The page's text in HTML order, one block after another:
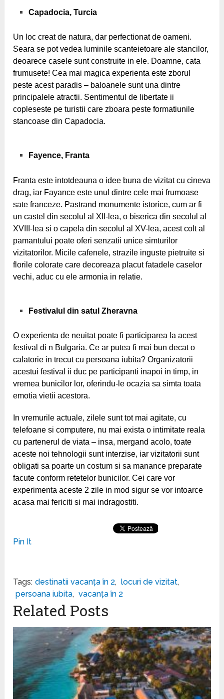
Capadocia, Turcia
Un loc creat de natura, dar perfectionat de oameni.
Seara se pot vedea luminile scanteietoare ale stancilor,
deoarece casele sunt construite in ele. Doamne, cata
frumusete! Cea mai magica experienta este zborul
peste acest paradis – baloanele sunt una dintre
principalele atractii. Sentimentul de libertate ii
copleseste pe turistii care zboara peste formatiunile
stancoase din Capadocia.
Fayence, Franta
Franta este intotdeauna o idee buna de vizitat cu cineva
drag, iar Fayance este unul dintre cele mai frumoase
sate franceze. Pastrand monumente istorice, cum ar fi
un castel din secolul al XII-lea, o biserica din secolul al
XVIII-lea si o capela din secolul al XV-lea, acest colt al
pamantului poate oferi senzatii unice simturilor
vizitatorilor. Micile cafenele, strazile inguste pietruite si
florile colorate care decoreaza placut fatadele caselor
vechi, aduc cu ele armonia in relatie.
Festivalul din satul Zheravna
O experienta de neuitat poate fi participarea la acest
festival di n Bulgaria. Ce ar putea fi mai bun decat o
calatorie in trecut cu persoana iubita? Organizatorii
acestui festival ii duc pe participanti inapoi in timp, in
vremea bunicilor lor, oferindu-le ocazia sa simta toata
emotia vietii acestora.
In vremurile actuale, zilele sunt tot mai agitate, cu
telefoane si computere, nu mai exista o intimitate reala
cu partenerul de viata – insa, mergand acolo, toate
aceste noi tehnologii sunt interzise, ​​iar vizitatorii sunt
obligati sa poarte un costum si sa manance preparate
facute conform retetelor bunicilor. Cei care vor
experimenta aceste 2 zile in mod sigur se vor intoarce
acasa mai fericiti si mai indragostiti.
Pin It
Tags: destinatii vacanța în 2, locuri de vizitat,
persoana iubita, vacanța în 2
Related Posts